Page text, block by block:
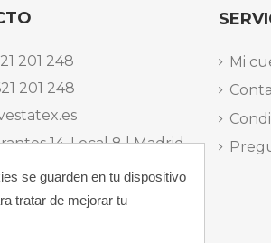
201 248
201 248
14, Local 8 | Madrid,
dels Musics, 11 | Alicante,
Mi
se guarden en tu dispositivo
tratar de mejorar tu